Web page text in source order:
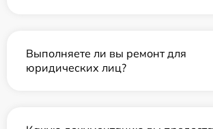
Выполняете ли вы ремонт для
юридических лиц?